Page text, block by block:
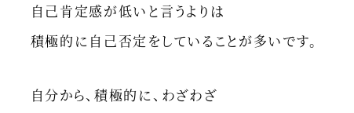
自己肯定感が低いと言うよりは
積極的に自己否定をしていることが多いです。
自分から、積極的に、わざわざ